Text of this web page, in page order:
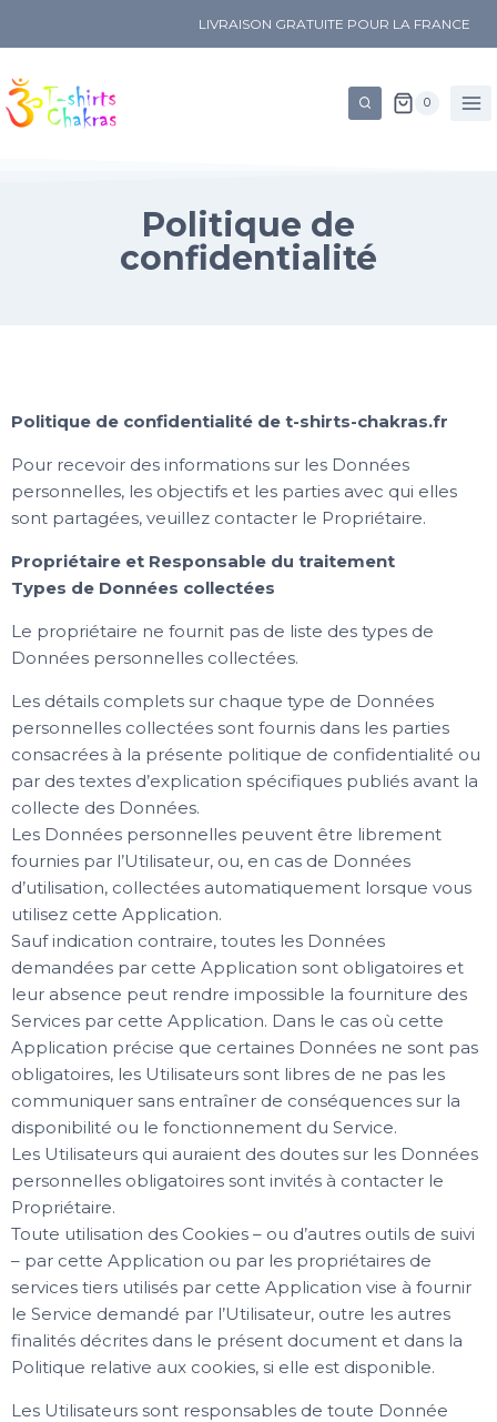
LIVRAISON GRATUITE POUR LA FRANCE
0
Politique de
confidentialité
Politique de confidentialité de t-shirts-chakras.fr
Pour recevoir des informations sur les Données
personnelles, les objectifs et les parties avec qui elles
sont partagées, veuillez contacter le Propriétaire.
Propriétaire et Responsable du traitement
Types de Données collectées
Le propriétaire ne fournit pas de liste des types de
Données personnelles collectées.
Les détails complets sur chaque type de Données
personnelles collectées sont fournis dans les parties
consacrées à la présente politique de confidentialité ou
par des textes d’explication spécifiques publiés avant la
collecte des Données.
Les Données personnelles peuvent être librement
fournies par l’Utilisateur, ou, en cas de Données
d’utilisation, collectées automatiquement lorsque vous
utilisez cette Application.
Sauf indication contraire, toutes les Données
demandées par cette Application sont obligatoires et
leur absence peut rendre impossible la fourniture des
Services par cette Application. Dans le cas où cette
Application précise que certaines Données ne sont pas
obligatoires, les Utilisateurs sont libres de ne pas les
communiquer sans entraîner de conséquences sur la
disponibilité ou le fonctionnement du Service.
Les Utilisateurs qui auraient des doutes sur les Données
personnelles obligatoires sont invités à contacter le
Propriétaire.
Toute utilisation des Cookies – ou d’autres outils de suivi
– par cette Application ou par les propriétaires de
services tiers utilisés par cette Application vise à fournir
le Service demandé par l’Utilisateur, outre les autres
finalités décrites dans le présent document et dans la
Politique relative aux cookies, si elle est disponible.
Les Utilisateurs sont responsables de toute Donnée